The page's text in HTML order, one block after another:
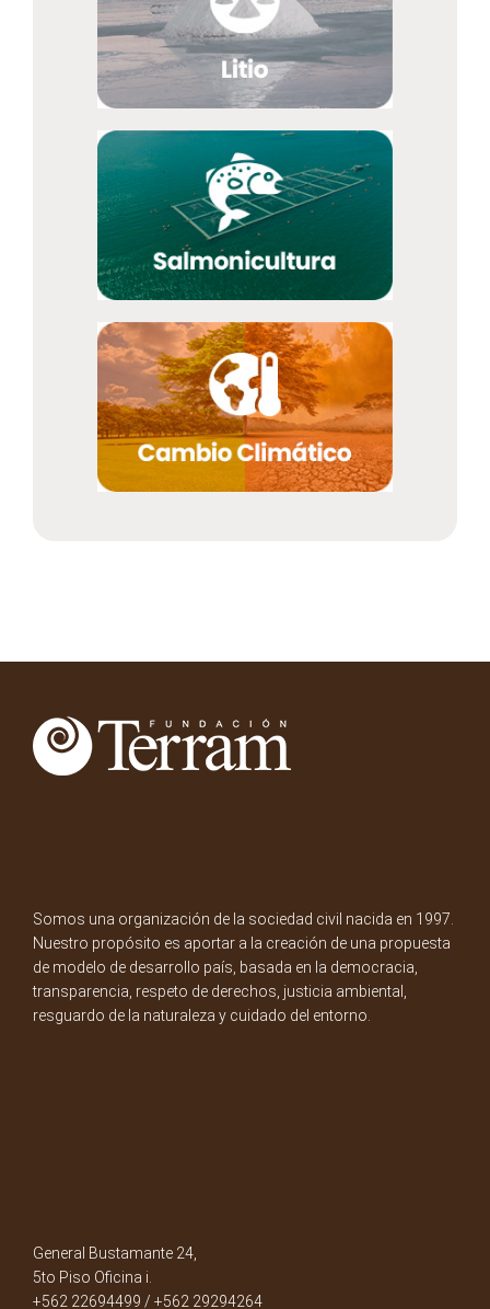
Somos una organización de la sociedad civil nacida en 1997.
Nuestro propósito es aportar a la creación de una propuesta
de modelo de desarrollo país, basada en la democracia,
transparencia, respeto de derechos, justicia ambiental,
resguardo de la naturaleza y cuidado del entorno.
General Bustamante 24,
5to Piso Oficina i.
+562 22694499 / +562 29294264